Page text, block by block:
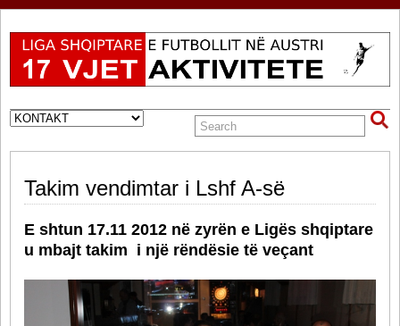
Takim vendimtar i Lshf A-së
E shtun 17.11 2012 në zyrën e Ligës shqiptare
u mbajt takim i një rëndësie të veçant